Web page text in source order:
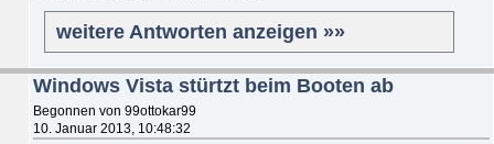
weitere Antworten anzeigen »»
Windows Vista stürtzt beim Booten ab
Begonnen von 99ottokar99
10. Januar 2013, 10:48:32